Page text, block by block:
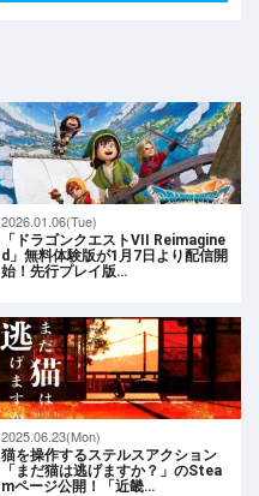
2026.01.06(Tue)
「ドラゴンクエストVII Reimagine
d」無料体験版が1月7日より配信開
始！先行プレイ版…
2025.06.23(Mon)
猫を操作するステルスアクション
「まだ猫は逃げますか？」のStea
mページ公開！「近畿…